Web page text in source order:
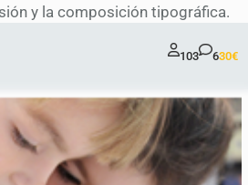
y la composición tipográfica.
103 630€